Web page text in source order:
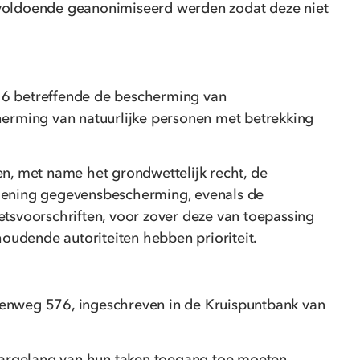
geanonimiseerd werden zodat deze niet
betreffende de bescherming van
van natuurlijke personen met betrekking
met name het grondwettelijk recht, de
gegevensbescherming, evenals de
voor zover deze van toepassing
autoriteiten hebben prioriteit.
576, ingeschreven in de Kruispuntbank van